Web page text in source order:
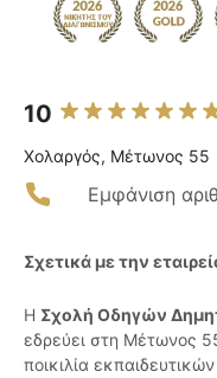
10
Χολαργός, Μέτωνος 55
Εμφάνιση
Σχετικά με την
Η Σχολή Οδηγών
εδρεύει στη Μέτωνος
ποικιλία